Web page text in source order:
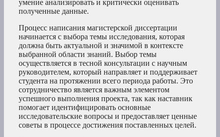
умение анализировать и критически оценивать
полученные данные.
Процесс написания магистерской диссертации
начинается с выбора темы исследования, которая
должна быть актуальной и значимой в контексте
выбранной области знаний. Выбор темы
осуществляется в тесной консультации с научным
руководителем, который направляет и поддерживает
студента на протяжении всего периода работы. Это
сотрудничество является важным элементом
успешного выполнения проекта, так как наставник
помогает идентифицировать основные
исследовательские вопросы и предоставляет ценные
советы в процессе достижения поставленных целей.